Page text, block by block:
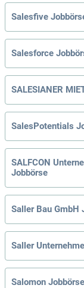
Salesfive
Salesforce
SALESIANER
SalesPotentials
SALFCON
Jobbörse
Saller Bau GmbH
Saller
Salomon Jobbörse